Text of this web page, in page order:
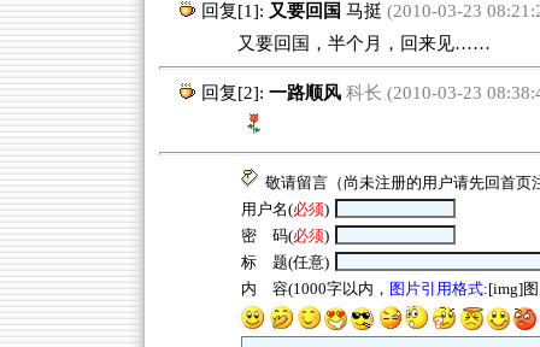
回复[1]: 又要回国 马挺 (2010-03-23
又要回国，半个月，回来见……
回复[2]: 一路顺风 科长 (2010-03-23
敬请留言（尚未注册的用户请先回首页
用户名(必须)
密 码(必须)
标 题(任意)
内 容(1000字以内， 图片引用格式:[img]